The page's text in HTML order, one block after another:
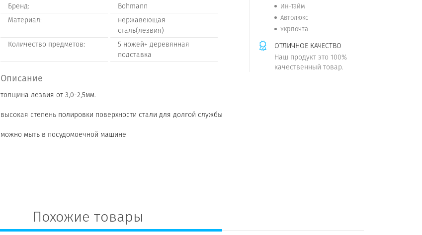
Бренд:
Bohmann
Материал:
нержавеющая
сталь(лезвия)
Количество предметов:
5 ножей+ деревянная
подставка
Описание
толщина лезвия от 3,0-2,5мм.
высокая степень полировки поверхности стали для долгой службы
можно мыть в посудомоечной машине
Ин-Тайм
Автолюкс
Укрпочта
ОТЛИЧНОЕ КАЧЕСТВО
Наш продукт это 100%
качественный товар.
Похожие товары